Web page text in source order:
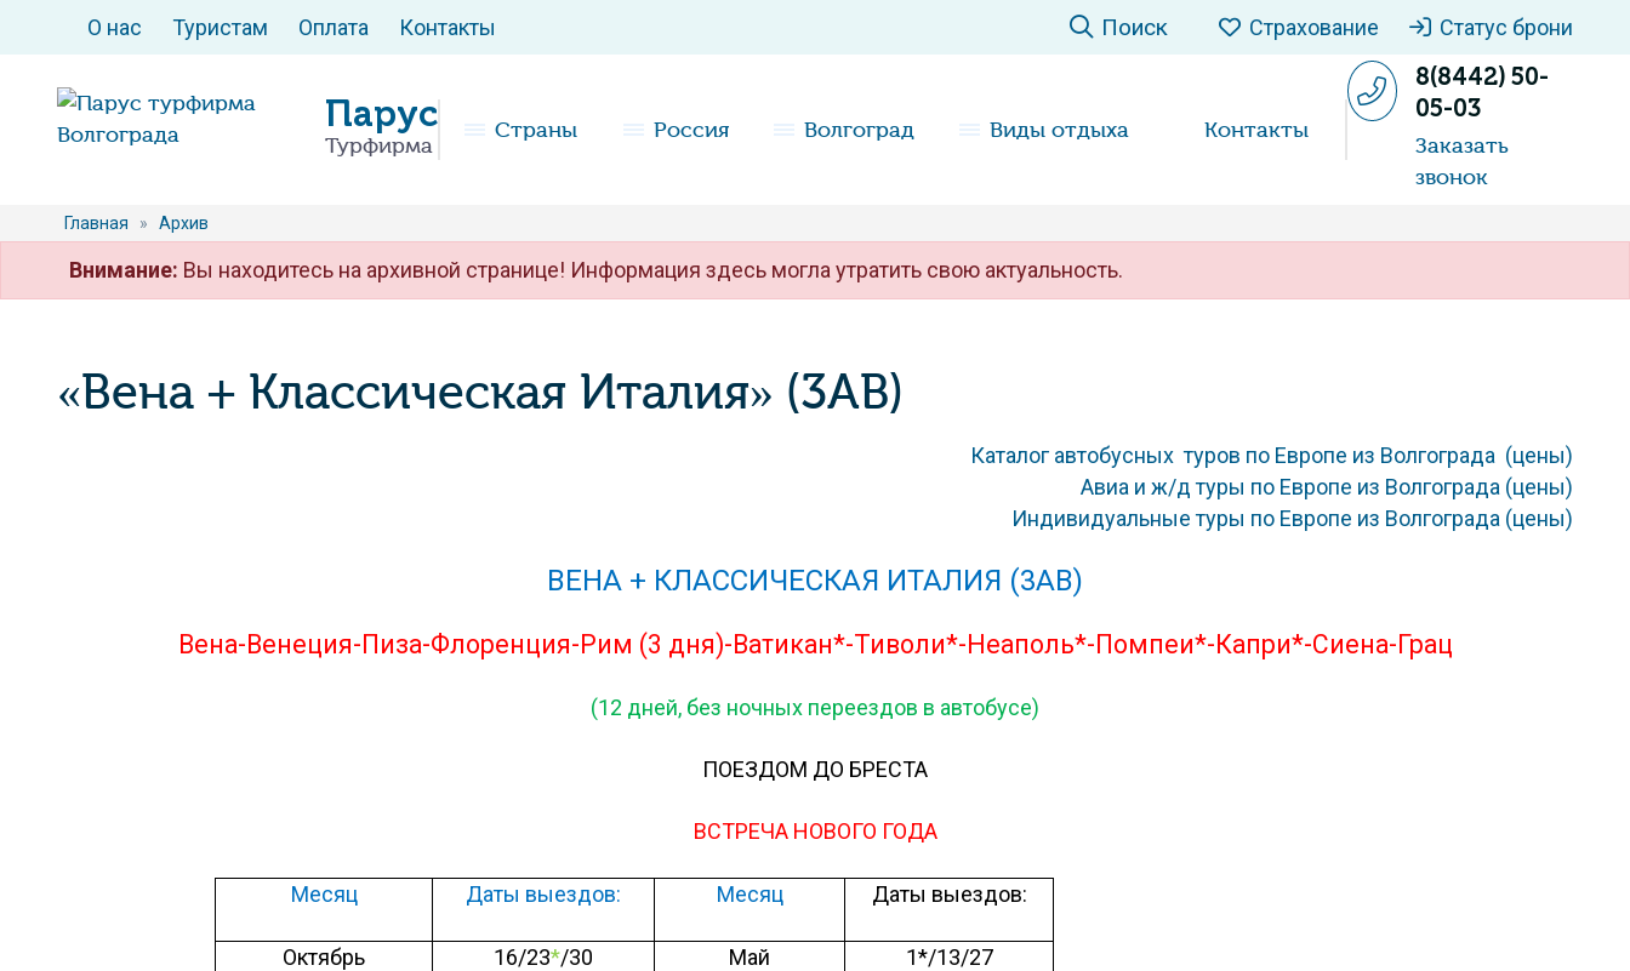
О нас Туристам Оплата Контакты Поиск Страхование Статус брони
Парус
Турфирма
Страны Россия Волгоград Виды отдыха Контакты
8(8442) 50-
05-03
Заказать
звонок
Главная » Архив
Внимание: Вы находитесь на архивной странице! Информация здесь могла утратить свою актуальность.
«Вена + Классическая Италия» (3AB)
Каталог автобусных туров по Европе из Волгограда (цены)
Авиа и ж/д туры по Европе из Волгограда (цены)
Индивидуальные туры по Европе из Волгограда (цены)
ВЕНА + КЛАССИЧЕСКАЯ ИТАЛИЯ (3АВ)
Вена-Венеция-Пиза-Флоренция-Рим (3 дня)-Ватикан*-Тиволи*-Неаполь*-Помпеи*-Капри*-Сиена-Грац
(12 дней, без ночных переездов в автобусе)
ПОЕЗДОМ ДО БРЕСТА
ВСТРЕЧА НОВОГО ГОДА
Месяц Даты выездов: Месяц Даты выездов:
Октябрь 16/23*/30 Май 1*/13/27